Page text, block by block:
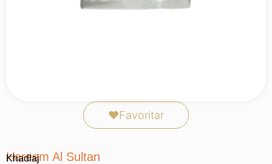
❤Favoritar
Hareem Al Sultan
Khadlaj